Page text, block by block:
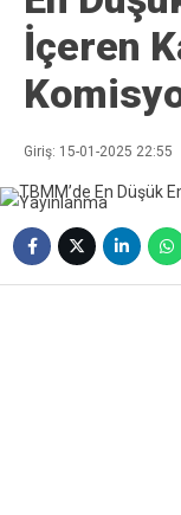
İçeren
Giriş: 15-01-2025 22:55